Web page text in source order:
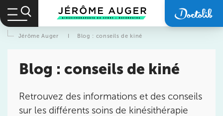
Jérôme Auger I Blog : conseils de kiné
Blog : conseils de kiné
Retrouvez des informations et des conseils
sur les différents soins de kinésithérapie